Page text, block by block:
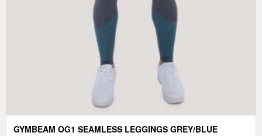
GYMBEAM OG1 SEAMLESS LEGGINGS GREY/BLUE